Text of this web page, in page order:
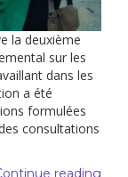
la deuxième
sur les
dans les
a été
formulées
consultations
reading